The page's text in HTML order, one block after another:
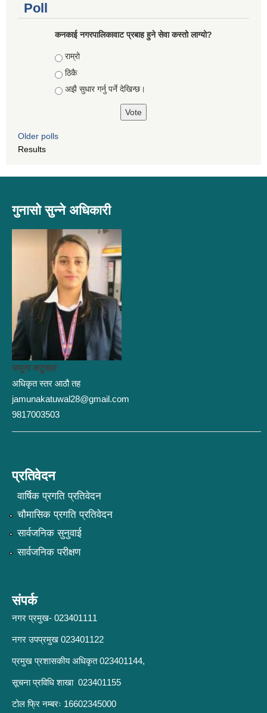
Poll
कनकाई नगरपालिकावाट प्रबाह हुने सेवा कस्तो लाग्यो?
Choices
राम्रो
ठिकै
अझै सुधार गर्नु पर्ने देखिन्छ।
Older polls
Results
गुनासो सुन्ने अधिकारी
जमुना कटुवाल
अधिकृत स्तर आठौ तह
jamunakatuwal28@gmail.com
9817003503
प्रतिवेदन
वार्षिक प्रगति प्रतिवेदन
चौमासिक प्रगति प्रतिवेदन
सार्वजनिक सुनुवाई
सार्वजनिक परीक्षण
संपर्क
नगर प्रमुख- 023401111
नगर उपप्रमुख 023401122
प्रमुख प्रशासकीय अधिकृत 023401144,
सूचना प्रविधि शाखा 023401155
टोल फ्रि नम्बरः 16602345000